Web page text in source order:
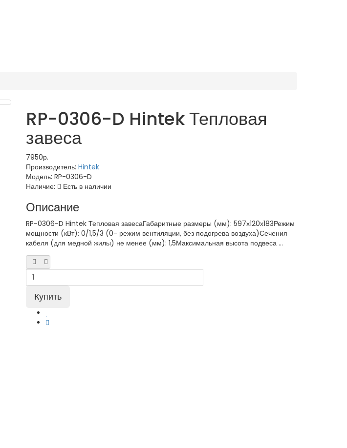
RP-0306-D Hintek Тепловая
завеса
7950р.
Производитель: Hintek
Модель: RP-0306-D
Наличие:
Есть в наличии
Описание
RP-0306-D Hintek Тепловая завесаГабаритные размеры (мм): 597х120х183Режим
мощности (кВт): 0/1,5/3 (0- режим вентиляции, без подогрева воздуха)Сечения
кабеля (для медной жилы) не менее (мм): 1,5Максимальная высота подвеса ...